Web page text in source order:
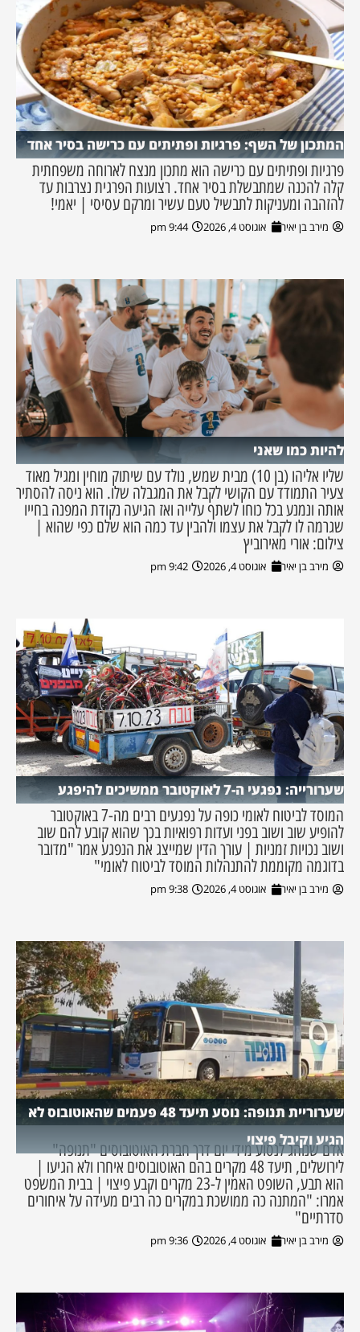
המתכון של השף: פרגיות ופתיתים עם כרישה בסיר אחד
פרגיות ופתיתים עם כרישה הוא מתכון מנצח לארוחה משפחתית
קלה להכנה שמתבשלת בסיר אחד. רצועות הפרגית נצרבות עד
להזהבה ומעניקות לתבשיל טעם עשיר ומרקם עסיסי | יאמי!
מירב בן יאיר אוגוסט 4, 2026 9:44 pm
להיות כמו שאני
שליו אליהו (בן 10) מבית שמש, נולד עם שיתוק מוחין ומגיל מאוד
צעיר התמודד עם הקושי לקבל את המגבלה שלו. הוא ניסה להסתיר
אותה ונמנע בכל כוחו לשתף עלייה ואז הגיעה נקודת המפנה בחייו
שגרמה לו לקבל את עצמו ולהבין עד כמה הוא שלם כפי שהוא |
צילום: אורי מאירוביץ
מירב בן יאיר אוגוסט 4, 2026 9:42 pm
שערורייה: נפגעי ה-7 לאוקטובר ממשיכים להיפגע
המוסד לביטוח לאומי כופה על נפגעים רבים מה-7 באוקטובר
להופיע שוב ושוב בפני ועדות רפואיות בכך שהוא קובע להם שוב
ושוב נכויות זמניות | עורך הדין שמייצג את הנפגע אמר "מדובר
בדוגמה מקוממת להתנהלות המוסד לביטוח לאומי"
מירב בן יאיר אוגוסט 4, 2026 9:38 pm
שערוריית תנופה: נוסע תיעד 48 פעמים שהאוטובוס לא
הגיע וקיבל פיצוי
אדם שנוהג לנסוע מידי יום דרך חברת האוטובוסים "תנופה"
לירושלים, תיעד 48 מקרים בהם האוטובוסים איחרו ולא הגיעו |
הוא תבע, השופט האמין ל-23 מקרים וקבע פיצוי | בבית המשפט
אמרו: "המתנה כה ממושכת במקרים כה רבים מעידה על איחורים
סדרתיים"
מירב בן יאיר אוגוסט 4, 2026 9:36 pm